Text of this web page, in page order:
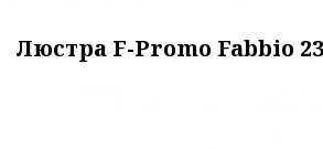
Люстра F-Promo Fabbio